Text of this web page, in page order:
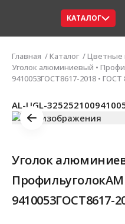
КАТАЛОГ
Главная Каталог Цветные
Уголок алюминиевый •
9410053ГОСТ8617-2018 • ГОСТ
AL-UGL-
Уголок
9410053ГОСТ8617-